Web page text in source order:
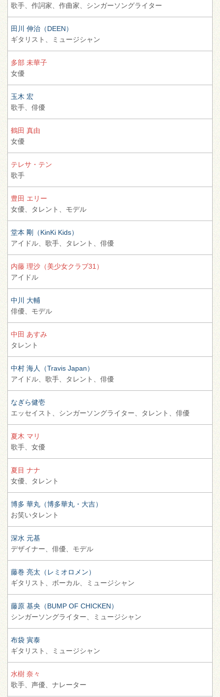
歌手、 作詞家、 作曲家、 シンガーソングライター
田川 伸治（DEEN）
ギタリスト、
ミュージシャン
多部 未華子
女優
玉木 宏
歌手、 俳優
鶴田 真由
女優
テレサ・テン
歌手
豊田 エリー
女優、
タレント、 モデル
堂本 剛（KinKi Kids）
アイドル、 歌手、 タレント、 俳優
内藤 理沙（美少女クラブ31）
アイドル
中川 大輔
俳優、 モデル
中田 あすみ
タレント
中村 海人（Travis Japan）
アイドル、 歌手、 タレント、 俳優
なぎら健壱
エッセイスト、 シンガーソングライター、 タレント、 俳優
夏木 マリ
歌手、 女優
夏目 ナナ
女優、
タレント
博多 華丸（博多華丸・大吉）
お笑いタレント
深水 元基
デザイナー、 俳優、 モデル
藤巻 亮太（レミオロメン）
ギタリスト、 ボーカル、 ミュージシャン
藤原 基央（BUMP OF CHICKEN）
シンガーソングライター、
ミュージシャン
布袋 寅泰
ギタリスト、
ミュージシャン
水樹 奈々
歌手、 声優、 ナレーター